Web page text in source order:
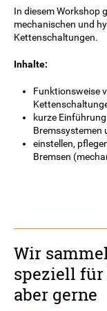
In diesem Workshop
mechanischen und
Kettenschaltungen.
Inhalte:
Funktionsweise
kurze
Bremssystemen
einstellen,
Bremsen
Wir
speziell
aber gerne